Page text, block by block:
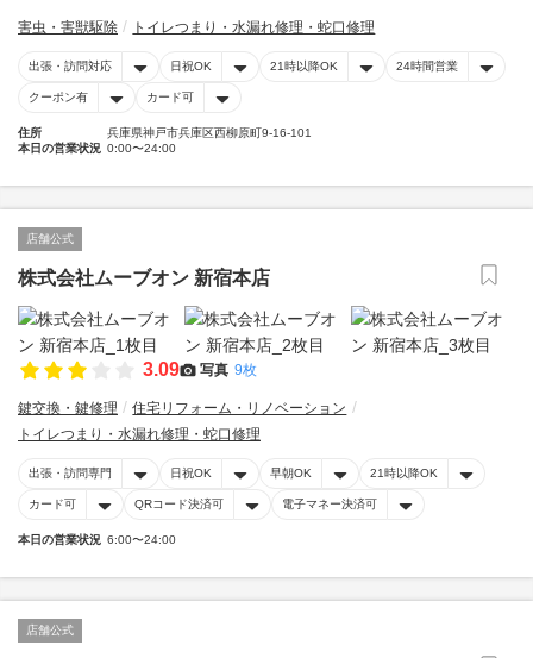
害虫・害獣駆除 トイレつまり・水漏れ修理・蛇口修理
出張・訪問対応 日祝OK 21時以降OK 24時間営業
クーポン有 カード可
住所
兵庫県神戸市兵庫区西柳原町9-16-101
本日の営業状況 0:00〜24:00
店舗公式
株式会社ムーブオン 新宿本店
3.09 写真 9枚
鍵交換・鍵修理
住宅リフォーム・リノベーション
トイレつまり・水漏れ修理・蛇口修理
出張・訪問専門 日祝OK 早朝OK 21時以降OK
カード可 QRコード決済可 電子マネー決済可
本日の営業状況 6:00〜24:00
店舗公式